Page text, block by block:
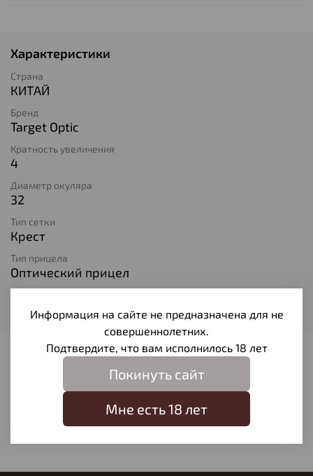
Характеристики
Страна
КИТАЙ
Бренд
Target Optic
Кратность увеличения
4
Диаметр окуляра
32
Тип сетки
Крест
Тип прицела
Оптический прицел
Кольца 25,4мм
Отзывов еще никто не оставлял
Написать отзыв
Информация на сайте не предназначена для не
совершеннолетних.
Подтвердите, что вам исполнилось 18 лет
Покинуть сайт
Мне есть 18 лет